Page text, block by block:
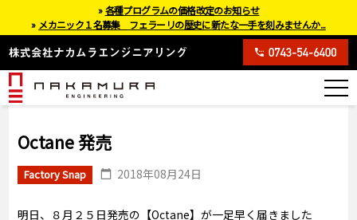
Octane 発売
Factory Snap 2018年08月24日
明日、８月２５日発売の【Octane】が一足早く届きました
»各種プログラムの価格改定のお知らせ
» メカニック１名募集 フェラーリの歴史に新たな一手を刻みませんか...